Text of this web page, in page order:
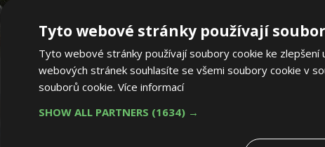
jak zajistit efektivní údržbu zeleně s nižšími provozními náklady, menší
a zároveň vyšším komfortem pro pracovníky. Odpovědí jsou
Nabízejí výkon srovnatelný s benzínovými…
Průzkum: Třetina lidí se špatnou dopravou do práce se chce
Třetina lidí, která považuje dopravní dostupnost z bydlení do práce za
Tyto webové stránky používají
Tyto webové stránky používají soubory cookie ke zlepšení
webových stránek souhlasíte se všemi soubory cookie v
souborů cookie. Více informací
SHOW ALL PARTNERS (1634) →